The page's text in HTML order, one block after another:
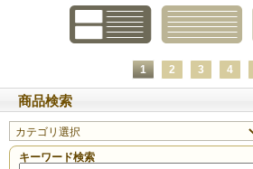
1 2 3 4
商品検索
キーワード検索